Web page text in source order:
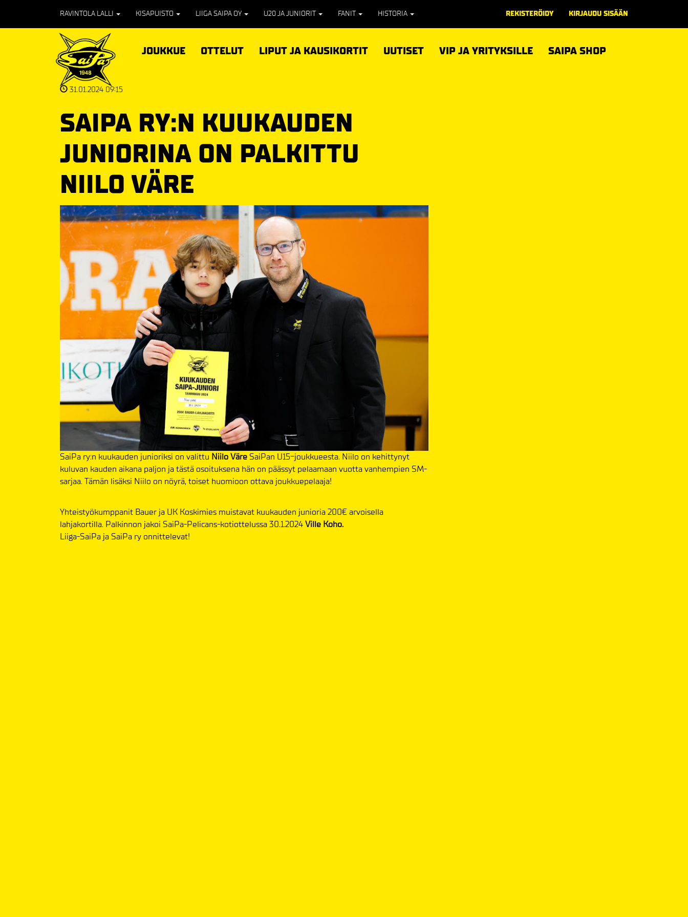
RAVINTOLA LALLI KISAPUISTO LIIGA SAIPA OY U20 JA JUNIORIT FANIT HISTORIA REKISTERÖIDY KIRJAUDU SISÄÄN
JOUKKUE OTTELUT LIPUT JA KAUSIKORTIT UUTISET VIP JA YRITYKSILLE SAIPA SHOP
31.01.2024 09:15
SAIPA RY:N KUUKAUDEN
JUNIORINA ON PALKITTU
NIILO VÄRE
SaiPa ry:n kuukauden junioriksi on valittu Niilo Väre SaiPan U15-joukkueesta. Niilo on kehittynyt
kuluvan kauden aikana paljon ja tästä osoituksena hän on päässyt pelaamaan vuotta vanhempien SM-
sarjaa. Tämän lisäksi Niilo on nöyrä, toiset huomioon ottava joukkuepelaaja!
Yhteistyökumppanit Bauer ja UK Koskimies muistavat kuukauden junioria 200€ arvoisella
lahjakortilla. Palkinnon jakoi SaiPa-Pelicans-kotiottelussa 30.1.2024Ville Koho.
Liiga-SaiPa ja SaiPa ry onnittelevat!